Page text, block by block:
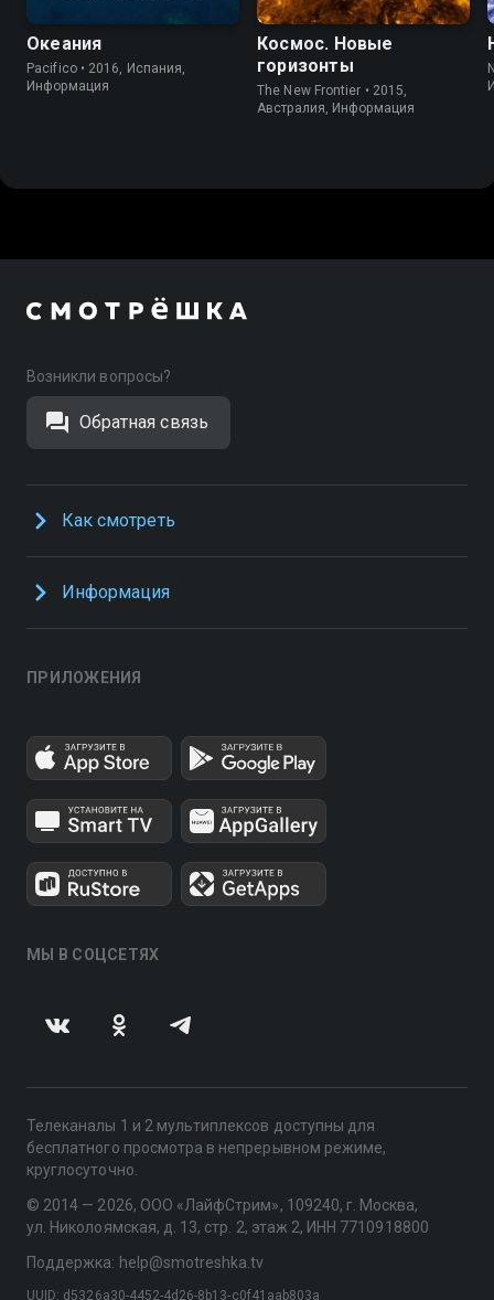
Океания
Pacifico • 2016, Испания,
Информация
Космос. Новые
горизонты
The New Frontier • 2015,
Австралия, Информация
Возникли вопросы?
Обратная связь
Как смотреть
Информация
ПРИЛОЖЕНИЯ
МЫ В СОЦСЕТЯХ
Телеканалы 1 и 2 мультиплексов доступны для
бесплатного просмотра в непрерывном режиме,
круглосуточно.
© 2014 — 2026, ООО «ЛайфСтрим», 109240, г. Москва,
ул. Николоямская, д. 13, стр. 2, этаж 2, ИНН 7710918800
Поддержка: help@smotreshka.tv
UUID: d5326a30-4452-4d26-8b13-c0f41aab803a